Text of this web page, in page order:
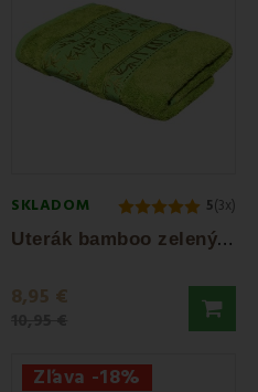
SKLADOM 5(3x)
U
terák bamboo zelený 50x100 cm EMI
8,95 €
Zľava -18%